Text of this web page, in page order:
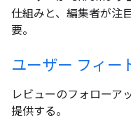
仕組みと、編集者が注
要。
ユーザー フィー
レビューのフォローア
提供する。